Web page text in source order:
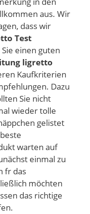
aus. Wir
dass wir
Test
einen guten
ligretto
Kaufkriterien
Dazu
Sie nicht
wieder tolle
gelistet
warten auf
einmal zu
fr das
möchten
das richtige